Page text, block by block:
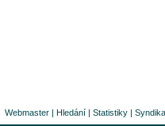
Webmaster | Hledání | Statistiky |